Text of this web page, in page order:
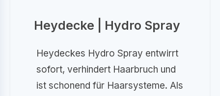
Heydecke | Hydro Spray
Heydeckes Hydro Spray entwirrt
sofort, verhindert Haarbruch und
ist schonend für Haarsysteme. Als